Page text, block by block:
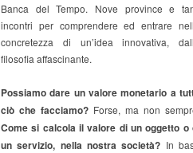
Banca del Tempo. Nove province e
incontri per comprendere ed entrare
concretezza di un’idea innovativa,
filosofia affascinante.
Possiamo dare un valore monetario a
ciò che facciamo? Forse, ma non
Come si calcola il valore di un oggetto o
un servizio, nella nostra società? In